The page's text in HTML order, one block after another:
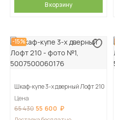
В корзину
-15%
Шкаф-купе 3-х дверный Лофт 210
Цена
65 430 55 600